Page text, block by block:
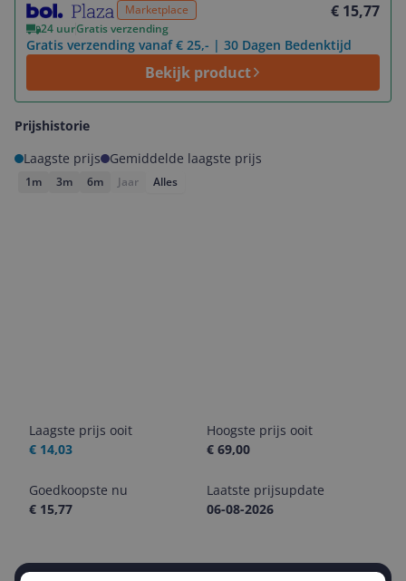
Marketplace € 15,77
24 uurGratis verzending
Gratis verzending vanaf € 25,- | 30 Dagen Bedenktijd
Bekijk product
Prijshistorie
Laagste prijs
Gemiddelde laagste prijs
1m 3m 6m Jaar Alles
Laagste prijs ooit
€ 14,03
Hoogste prijs ooit
€ 69,00
Goedkoopste nu
€ 15,77
Laatste prijsupdate
06-08-2026